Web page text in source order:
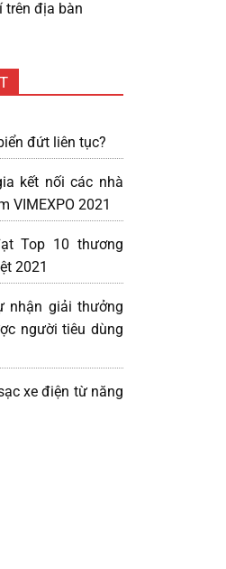
trên địa bàn
đứt liên tục?
kết nối các nhà
VIMEXPO 2021
Top 10 thương
2021
nhận giải thưởng
người tiêu dùng
xe điện từ năng